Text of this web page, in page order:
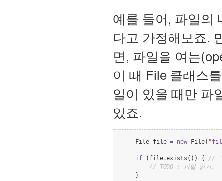
예를 들어, 파일의
다고 가정해보죠.
면, 파일을 여는
이 때 File 클래스
일이 있을 때만 파
있죠.
File file = new File( "
if (file .exists()) { //
// TODO : 파일 읽기.
    }